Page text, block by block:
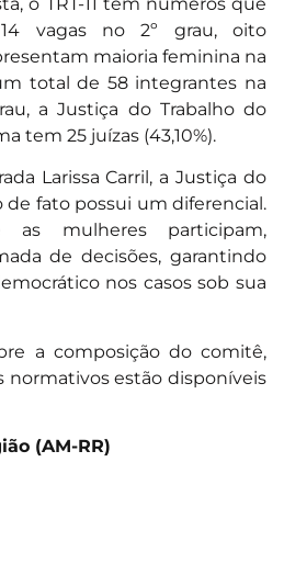
vagas no 2º grau, oito
maioria feminina na
total de 58 integrantes na
a Justiça do Trabalho do
tem 25 juízas (43,10%).
Larissa Carril, a Justiça do
de fato possui um diferencial.
as mulheres participam,
de decisões, garantindo
nos casos sob sua
a composição do comitê,
normativos estão disponíveis
(AM-RR)